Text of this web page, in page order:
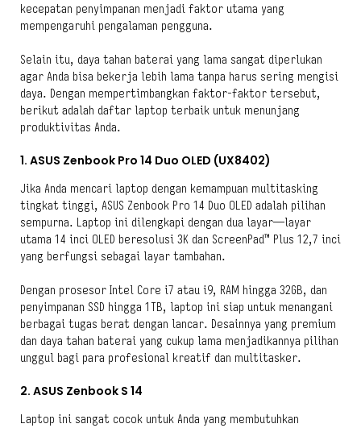
kecepatan penyimpanan menjadi faktor utama yang
mempengaruhi pengalaman pengguna.
Selain itu, daya tahan baterai yang lama sangat diperlukan
agar Anda bisa bekerja lebih lama tanpa harus sering mengisi
daya. Dengan mempertimbangkan faktor-faktor tersebut,
berikut adalah daftar laptop terbaik untuk menunjang
produktivitas Anda.
1. ASUS Zenbook Pro 14 Duo OLED (UX8402)
Jika Anda mencari laptop dengan kemampuan multitasking
tingkat tinggi, ASUS Zenbook Pro 14 Duo OLED adalah pilihan
sempurna. Laptop ini dilengkapi dengan dua layar—layar
utama 14 inci OLED beresolusi 3K dan ScreenPad™ Plus 12,7 inci
yang berfungsi sebagai layar tambahan.
Dengan prosesor Intel Core i7 atau i9, RAM hingga 32GB, dan
penyimpanan SSD hingga 1TB, laptop ini siap untuk menangani
berbagai tugas berat dengan lancar. Desainnya yang premium
dan daya tahan baterai yang cukup lama menjadikannya pilihan
unggul bagi para profesional kreatif dan multitasker.
2. ASUS Zenbook S 14
Laptop ini sangat cocok untuk Anda yang membutuhkan